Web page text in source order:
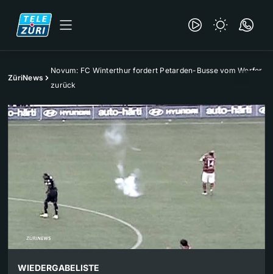
ZüriNews
Novum: FC Winterthur fordert Petarden-Busse vom Werfer
zurück
WIEDERGABELISTE